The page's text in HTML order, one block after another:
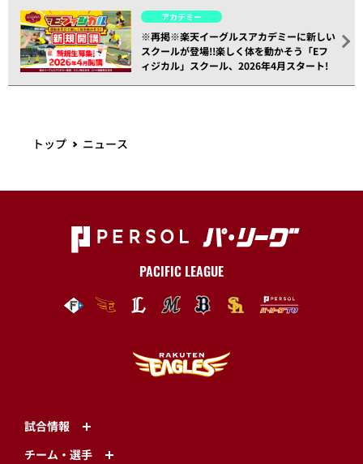
アカデミー
※再掲※楽天イーグルスアカデミーに新しい
スクールが登場!!楽しく体を動かそう「Eフ
ィジカル」スクール、2026年4月スタート!
トップ ニュース
PACIFIC LEAGUE
試合情報
チーム・選手